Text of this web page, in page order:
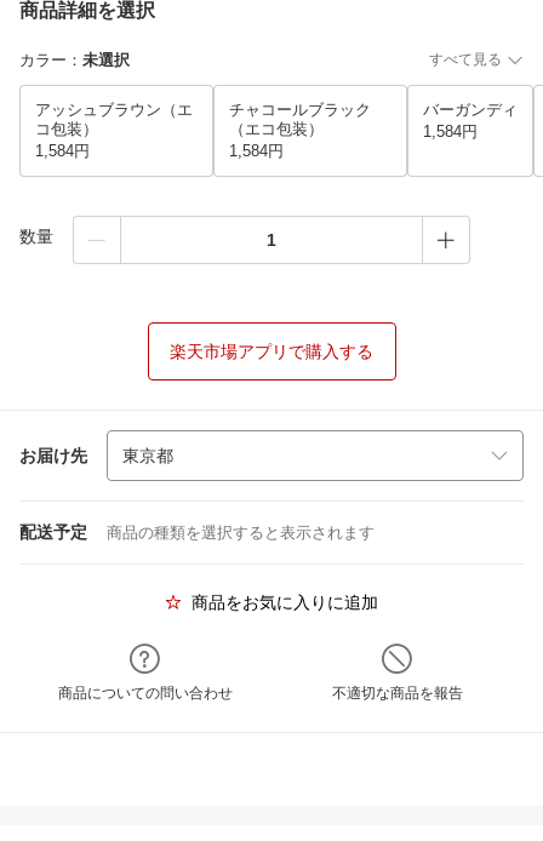
商品詳細を選択
カラー ： 未選択 すべて見る
アッシュブラウン（エ
コ包装）
1,584円
チャコールブラック
（エコ包装）
1,584円
バーガンディ
1,584円
数量
楽天市場アプリで購入する
お届け先
配送予定 商品の種類を選択すると表示されます
商品をお気に入りに追加
商品についての問い合わせ 不適切な商品を報告